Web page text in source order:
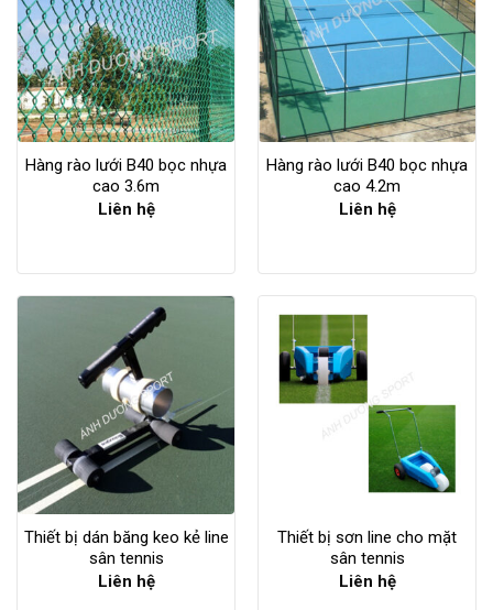
Hàng rào lưới B40 bọc nhựa
cao 3.6m
Liên hệ
Hàng rào lưới B40 bọc nhựa
cao 4.2m
Liên hệ
Thiết bị dán băng keo kẻ line
sân tennis
Liên hệ
Thiết bị sơn line cho mặt
sân tennis
Liên hệ